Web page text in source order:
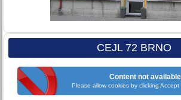
CEJL 72 BRNO
Content not
Please allow cookies by clicking